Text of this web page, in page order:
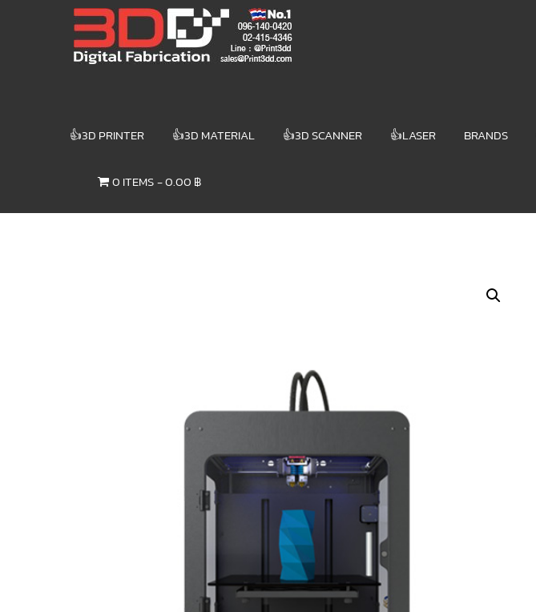
3DD DIGITAL
FABRICATION
3D Printer |
👍3D PRINTER 👍3D MATERIAL 👍3D SCANNER 👍LASER BRANDS
0 ITEMS 0.00 ฿